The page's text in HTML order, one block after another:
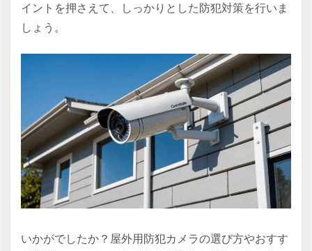
イントを押さえて、しっかりとした防犯対策を行いま
しょう。
いかがでしたか？屋外用防犯カメラの選び方やおすす